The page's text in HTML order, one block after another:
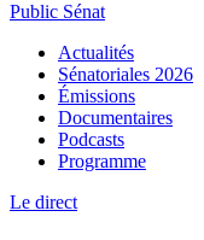
Public Sénat
Actualités
Sénatoriales 2026
Émissions
Documentaires
Podcasts
Programme
Le direct